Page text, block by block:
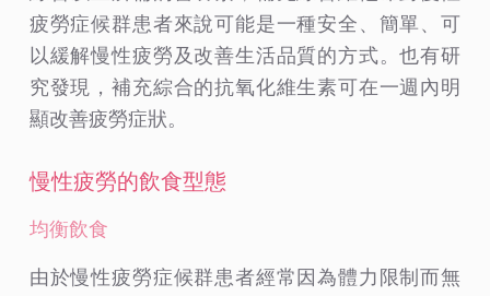
疲勞症候群患者來說可能是一種安全、簡單、可
以緩解慢性疲勞及改善生活品質的方式。也有研
究發現，補充綜合的抗氧化維生素可在一週內明
顯改善疲勞症狀。
慢性疲勞的飲食型態
均衡飲食
由於慢性疲勞症候群患者經常因為體力限制而無